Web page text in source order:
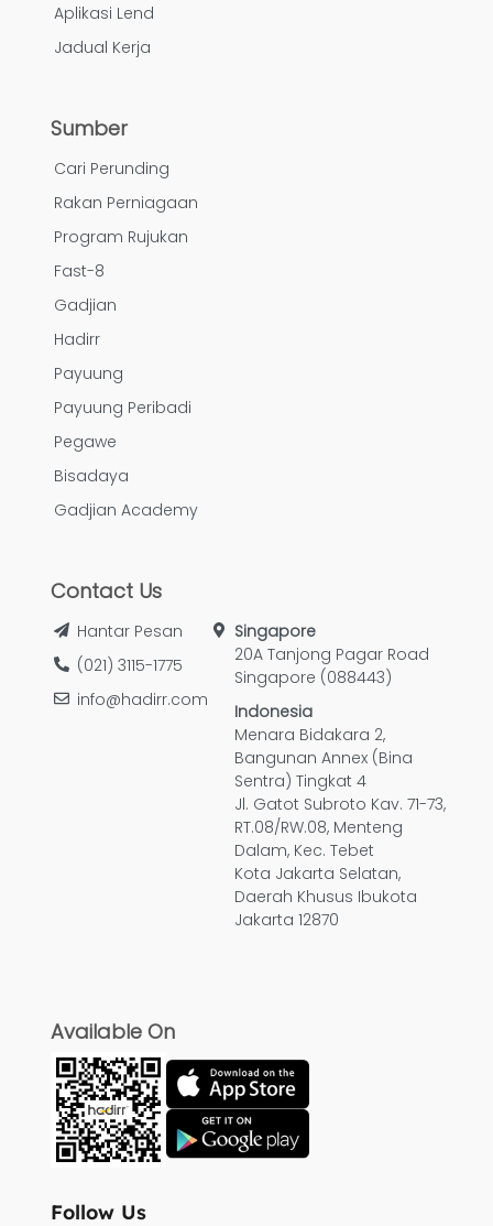
Aplikasi Lend
Jadual Kerja
Sumber
Cari Perunding
Rakan Perniagaan
Program Rujukan
Fast-8
Gadjian
Hadirr
Payuung
Payuung Peribadi
Pegawe
Bisadaya
Gadjian Academy
Contact Us
Hantar Pesan
(021) 3115-1775
info@hadirr.com
Singapore
20A Tanjong Pagar Road
Singapore (088443)
Indonesia
Menara Bidakara 2,
Bangunan Annex (Bina
Sentra) Tingkat 4
Jl. Gatot Subroto Kav. 71-73,
RT.08/RW.08, Menteng
Dalam, Kec. Tebet
Kota Jakarta Selatan,
Daerah Khusus Ibukota
Jakarta 12870
Available On
Follow Us